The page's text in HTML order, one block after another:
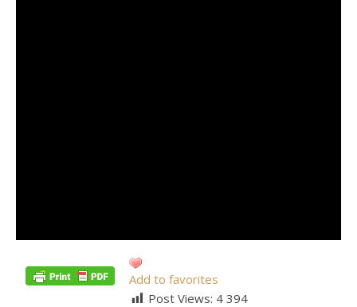
Add to favorites
Post Views: 4 394